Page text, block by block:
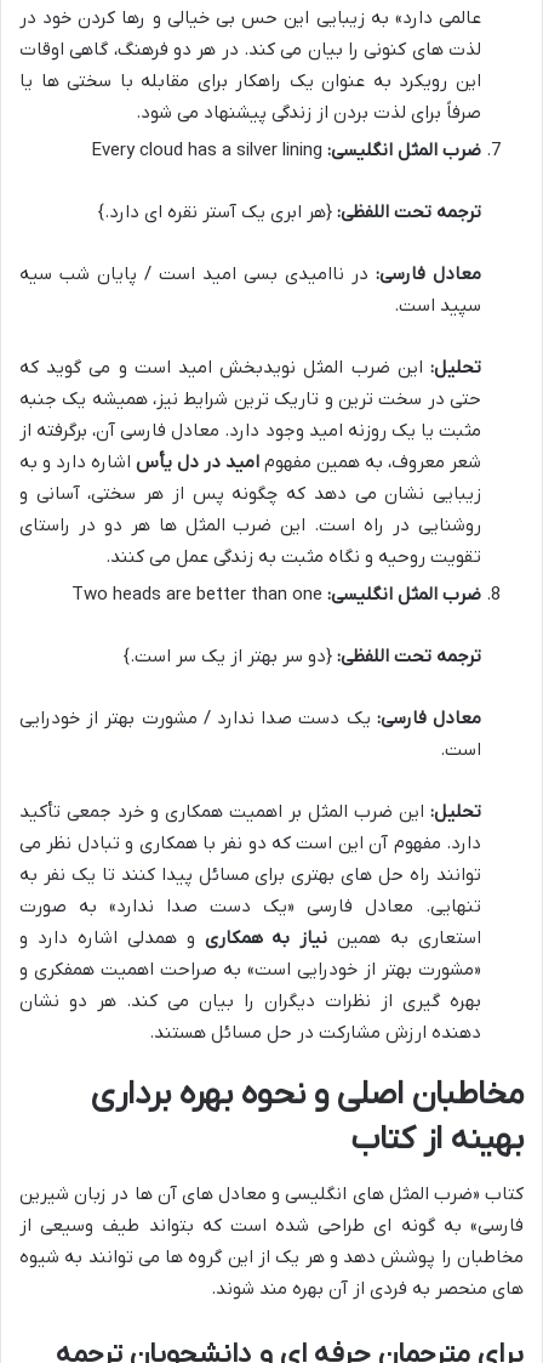
عالمی دارد» به زیبایی این حس بی خیالی و رها کردن خود در
لذت های کنونی را بیان می کند. در هر دو فرهنگ، گاهی اوقات
این رویکرد به عنوان یک راهکار برای مقابله با سختی ها یا
صرفاً برای لذت بردن از زندگی پیشنهاد می شود.
ضرب المثل انگلیسی:
ترجمه تحت اللفظی: {هر ابری یک آستر نقره ای دارد.}
معادل فارسی: در ناامیدی بسی امید است / پایان شب سیه
سپید است.
تحلیل: این ضرب المثل نویدبخش امید است و می گوید که
حتی در سخت ترین و تاریک ترین شرایط نیز، همیشه یک جنبه
مثبت یا یک روزنه امید وجود دارد. معادل فارسی آن، برگرفته از
شعر معروف، به همین مفهوم امید در دل یأس اشاره دارد و به
زیبایی نشان می دهد که چگونه پس از هر سختی، آسانی و
روشنایی در راه است. این ضرب المثل ها هر دو در راستای
تقویت روحیه و نگاه مثبت به زندگی عمل می کنند.
ضرب المثل انگلیسی:
ترجمه تحت اللفظی: {دو سر بهتر از یک سر است.}
معادل فارسی: یک دست صدا ندارد / مشورت بهتر از خودرایی
است.
تحلیل: این ضرب المثل بر اهمیت همکاری و خرد جمعی تأکید
دارد. مفهوم آن این است که دو نفر با همکاری و تبادل نظر می
توانند راه حل های بهتری برای مسائل پیدا کنند تا یک نفر به
تنهایی. معادل فارسی «یک دست صدا ندارد» به صورت
استعاری به همین نیاز به همکاری و همدلی اشاره دارد و
«مشورت بهتر از خودرایی است» به صراحت اهمیت همفکری و
بهره گیری از نظرات دیگران را بیان می کند. هر دو نشان
دهنده ارزش مشارکت در حل مسائل هستند.
مخاطبان اصلی و نحوه بهره برداری
بهینه از کتاب
کتاب «ضرب المثل های انگلیسی و معادل های آن ها در زبان شیرین
فارسی» به گونه ای طراحی شده است که بتواند طیف وسیعی از
مخاطبان را پوشش دهد و هر یک از این گروه ها می توانند به شیوه
های منحصر به فردی از آن بهره مند شوند.
برای مترجمان حرفه ای و دانشجویان ترجمه